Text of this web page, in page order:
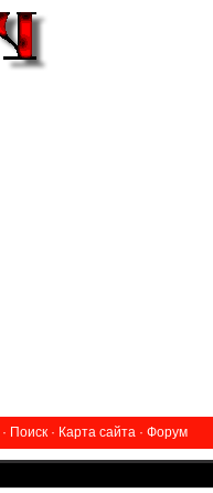
· Поиск · Карта сайта · Форум